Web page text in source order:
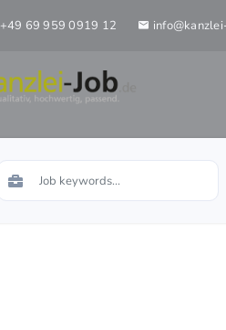
+49 69 959 0919 12